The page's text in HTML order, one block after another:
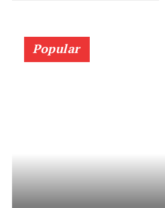
Popular